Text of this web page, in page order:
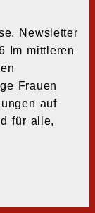
Newsletter
Im mittleren
Frauen
auf
für alle,